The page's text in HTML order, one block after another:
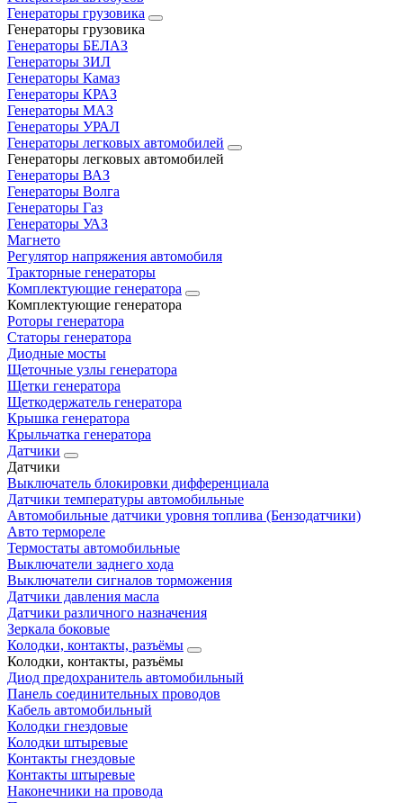
Генераторы грузовика
Генераторы грузовика
Генераторы БЕЛАЗ
Генераторы ЗИЛ
Генераторы Камаз
Генераторы КРАЗ
Генераторы МАЗ
Генераторы УРАЛ
Генераторы легковых автомобилей
Генераторы легковых автомобилей
Генераторы ВАЗ
Генераторы Волга
Генераторы Газ
Генераторы УАЗ
Магнето
Регулятор напряжения автомобиля
Тракторные генераторы
Комплектующие генератора
Комплектующие генератора
Роторы генератора
Статоры генератора
Диодные мосты
Щеточные узлы генератора
Щетки генератора
Щеткодержатель генератора
Крышка генератора
Крыльчатка генератора
Датчики
Датчики
Выключатель блокировки дифференциала
Датчики температуры автомобильные
Автомобильные датчики уровня топлива (Бензодатчики)
Авто термореле
Термостаты автомобильные
Выключатели заднего хода
Выключатели сигналов торможения
Датчики давления масла
Датчики различного назначения
Зеркала боковые
Колодки, контакты, разъёмы
Колодки, контакты, разъёмы
Диод предохранитель автомобильный
Панель соединительных проводов
Кабель автомобильный
Колодки гнездовые
Колодки штыревые
Контакты гнездовые
Контакты штыревые
Наконечники на провода